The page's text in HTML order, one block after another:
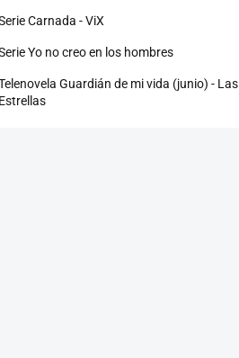
Carnada - ViX
Yo no creo en los hombres
Guardián de mi vida (junio) - Las
Estrellas